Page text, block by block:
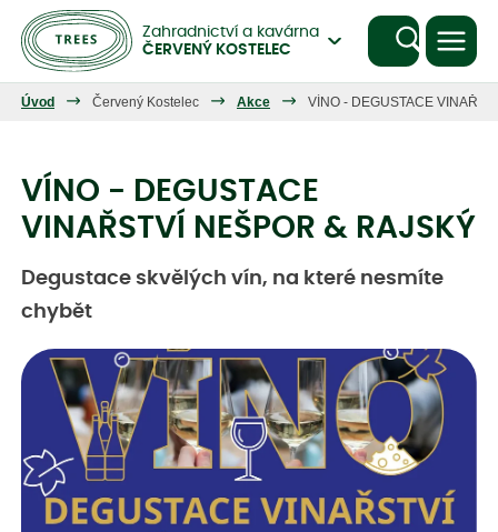
Zahradnictví a kavárna
ČERVENÝ KOSTELEC
Úvod Červený Kostelec Akce VÍNO - DEGUSTACE
VÍNO - DEGUSTACE
VINAŘSTVÍ NEŠPOR & RAJSKÝ
Degustace skvělých vín, na které nesmíte
chybět